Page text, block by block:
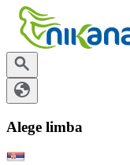
Alege limba